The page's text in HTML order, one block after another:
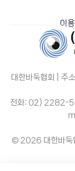
이
대한바둑협회 | 주
전화: 02) 2282-
© 2026 대한바둑